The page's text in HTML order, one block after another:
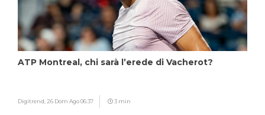
ATP Montreal, chi sarà l’erede di Vacherot?
Digitrend, 26 Dom Ago 06:37 3 min